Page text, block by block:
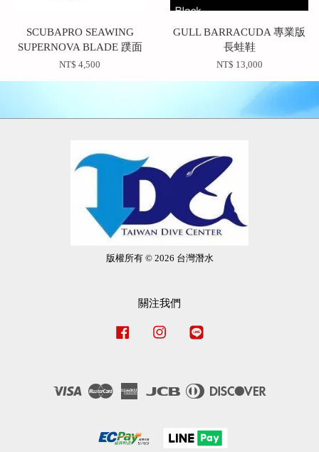
SCUBAPRO SEAWING
SUPERNOVA BLADE 蹼面
NT$ 4,500
GULL BARRACUDA 專業版
長蛙鞋
NT$ 13,000
版權所有 © 2026 台灣潛水
關注我們
Facebook Instagram
Visa Master
American
JCB
Diners